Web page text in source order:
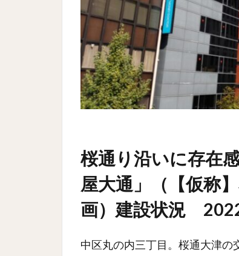
桜通り沿いに存在
屋大通」（【仮称
画）建設状況
中区丸の内三丁目。桜通大津の